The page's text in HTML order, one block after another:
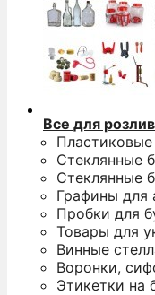
Все для
Стеклянные
Стеклянные
Графины для
Пробки для
Товары для
Винные
Воронки,
Этикетки на